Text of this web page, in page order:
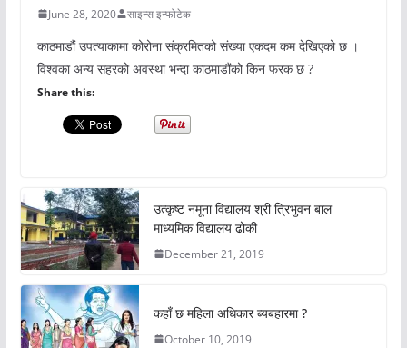
June 28, 2020 साइन्स इन्फोटेक
काठमाडौं उपत्याकामा कोरोना संक्रमितको संख्या एकदम कम देखिएको छ ।
विश्वका अन्य सहरको अवस्था भन्दा काठमाडौंको किन फरक छ ?
Share this:
उत्कृष्ट नमूना विद्यालय श्री त्रिभुवन बाल
माध्यमिक विद्यालय ढोकी
December 21, 2019
कहाँ छ महिला अधिकार ब्यबहारमा ?
October 10, 2019